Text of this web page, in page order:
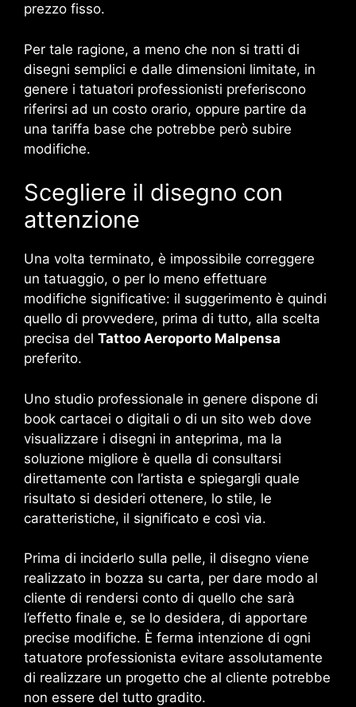
prezzo fisso.
Per tale ragione, a meno che non si tratti di
disegni semplici e dalle dimensioni limitate, in
genere i tatuatori professionisti preferiscono
riferirsi ad un costo orario, oppure partire da
una tariffa base che potrebbe però subire
modifiche.
Scegliere il disegno con
attenzione
Una volta terminato, è impossibile correggere
un tatuaggio, o per lo meno effettuare
modifiche significative: il suggerimento è quindi
quello di provvedere, prima di tutto, alla scelta
precisa del Tattoo Aeroporto Malpensa
preferito.
Uno studio professionale in genere dispone di
book cartacei o digitali o di un sito web dove
visualizzare i disegni in anteprima, ma la
soluzione migliore è quella di consultarsi
direttamente con l’artista e spiegargli quale
risultato si desideri ottenere, lo stile, le
caratteristiche, il significato e così via.
Prima di inciderlo sulla pelle, il disegno viene
realizzato in bozza su carta, per dare modo al
cliente di rendersi conto di quello che sarà
l’effetto finale e, se lo desidera, di apportare
precise modifiche. È ferma intenzione di ogni
tatuatore professionista evitare assolutamente
di realizzare un progetto che al cliente potrebbe
non essere del tutto gradito.